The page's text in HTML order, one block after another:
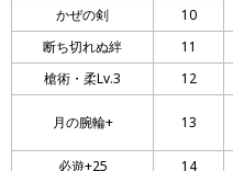
かぜの剣
10
断ち切れぬ絆
11
槍術・柔Lv.3
12
月の腕輪+ 13
必遊+25
14